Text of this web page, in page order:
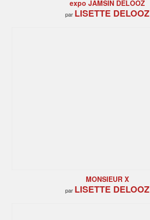
expo JAMSIN DELOOZ
par LISETTE DELOOZ
MONSIEUR X
par LISETTE DELOOZ